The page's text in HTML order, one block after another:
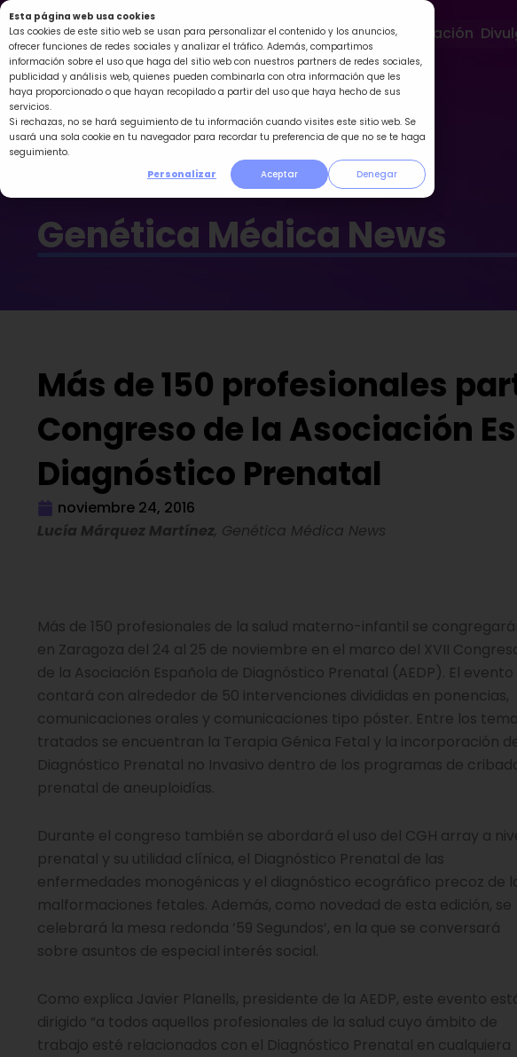
Esta página web usa cookies
Las cookies de este sitio web se usan para personalizar el contenido y los anuncios,
ofrecer funciones de redes sociales y analizar el tráfico. Además, compartimos
información sobre el uso que haga del sitio web con nuestros partners de redes sociales,
publicidad y análisis web, quienes pueden combinarla con otra información que les
haya proporcionado o que hayan recopilado a partir del uso que haya hecho de sus
servicios.
Si rechazas, no se hará seguimiento de tu información cuando visites este sitio web. Se
usará una sola cookie en tu navegador para recordar tu preferencia de que no se te haga
seguimiento.
Personalizar
Aceptar Denegar
Ir
al
contenido
Formación
Genética Médica News
Más de 150 profesionales
Congreso de la Asociación
Diagnóstico Prenatal
noviembre 24, 2016
Lucía Márquez Martínez, Genética Médica News
Más de 150 profesionales de la salud materno-infantil se
en Zaragoza del 24 al 25 de noviembre en el marco del XVII
de la Asociación Española de Diagnóstico Prenatal (AEDP). El evento
contará con alrededor de 50 intervenciones divididas en ponencias,
comunicaciones orales y comunicaciones tipo póster. Entre los
tratados se encuentran la Terapia Génica Fetal y la incorporación
Diagnóstico Prenatal no Invasivo dentro de los programas de
prenatal de aneuploidías.
Durante el congreso también se abordará el uso del CGH array a
prenatal y su utilidad clínica, el Diagnóstico Prenatal de las
enfermedades monogénicas y el diagnóstico ecográfico precoz de
malformaciones fetales. Además, como novedad de esta edición, se
celebrará la mesa redonda ’59 Segundos’, en la que se conversará
sobre asuntos de especial interés social.
Como explica Javier Planells, presidente de la AEDP, este evento
dirigido “a todos aquellos profesionales de la salud cuyo ámbito de
trabajo esté relacionados con el Diagnóstico Prenatal en cualquiera